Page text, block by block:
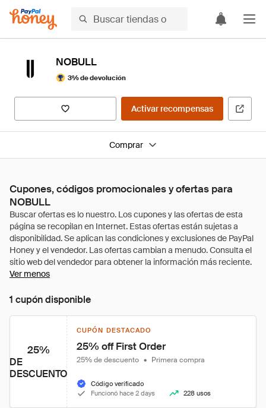
NOBULL
3% de devolución
Activar recompensas
Comprar
Cupones, códigos promocionales y ofertas para
NOBULL
Ver menos
1 cupón disponible
25%
DE
DESCUENTO
CUPÓN DESTACADO
25% off First Order
25% de descuento • Primera compra
Código verificado
Funcionó hace 2 days
228 usos